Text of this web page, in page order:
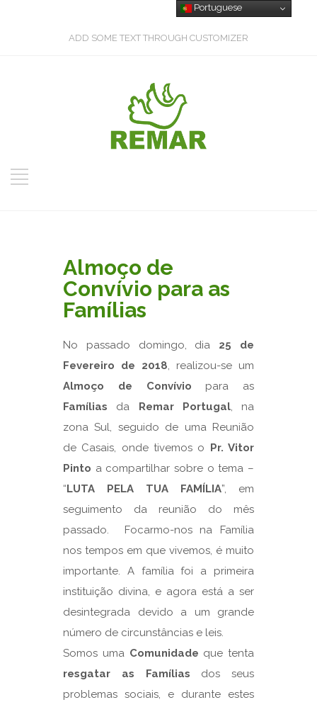
ADD SOME TEXT THROUGH CUSTOMIZER
Almoço de
Convívio para as
Famílias
No passado domingo, dia 25 de
Fevereiro de 2018, realizou-se um
Almoço de Convívio para as
Famílias da Remar Portugal, na
zona Sul, seguido de uma Reunião
de Casais, onde tivemos o Pr. Vitor
Pinto a compartilhar sobre o tema –
“LUTA PELA TUA FAMÍLIA”, em
seguimento da reunião do mês
passado. Focarmo-nos na Família
nos tempos em que vivemos, é muito
importante. A família foi a primeira
instituição divina, e agora está a ser
desintegrada devido a um grande
número de circunstâncias e leis.
Somos uma Comunidade que tenta
resgatar as Famílias dos seus
problemas sociais, e durante estes
Portuguese